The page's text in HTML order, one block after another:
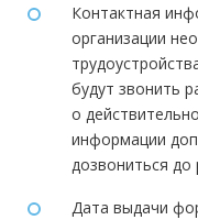
Контактная
организации
будут звонить
о
информации
дозвониться до
Дата выдачи